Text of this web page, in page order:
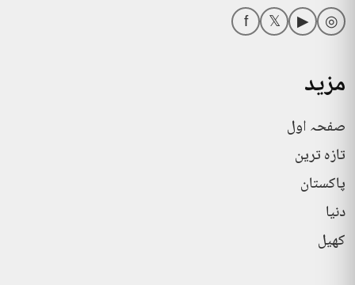
◎
▶
𝕏
f
مزید
صفحہ اول
تازہ ترین
پاکستان
دنیا
کھیل